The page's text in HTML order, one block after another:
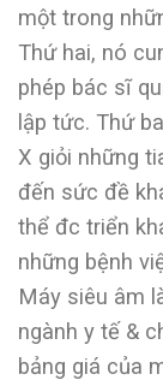
một trong
Thứ hai, nó
phép bác sĩ
lập tức. Thứ
X giỏi những
đến sức đề
thể đc triển
những bệnh
Máy siêu âm
ngành y tế &
bảng giá của